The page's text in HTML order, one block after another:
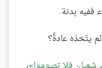
ففيه بدنة.
يتّخذه عادةً؟